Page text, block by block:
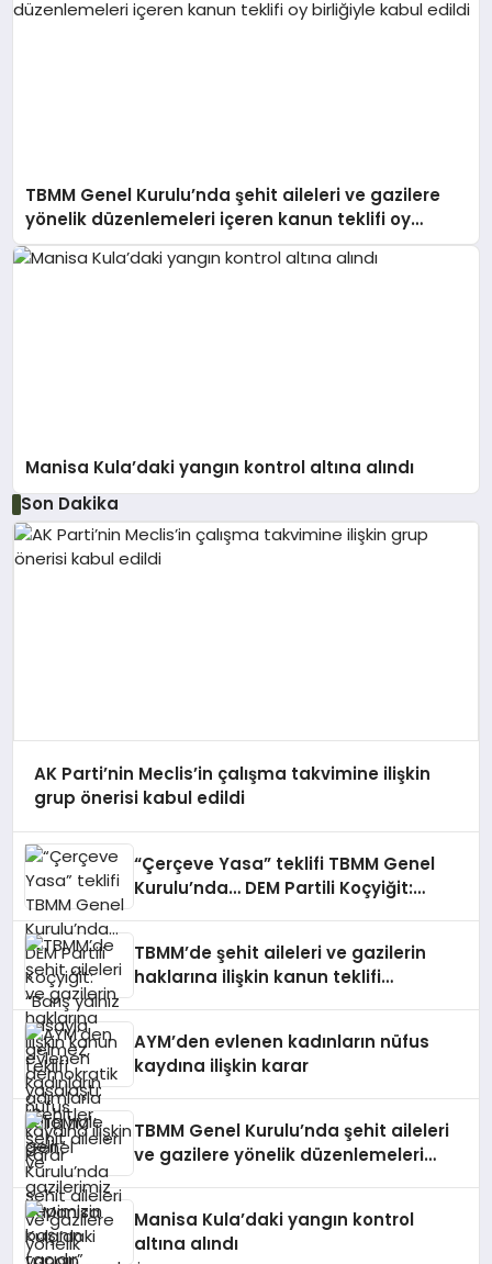
TBMM Genel Kurulu’nda şehit aileleri ve gazilere
yönelik düzenlemeleri içeren kanun teklifi oy
birliğiyle kabul edildi
Manisa Kula’daki yangın kontrol altına alındı
Son Dakika
AK Parti’nin Meclis’in çalışma takvimine ilişkin
grup önerisi kabul edildi
“Çerçeve Yasa” teklifi TBMM Genel
Kurulu’nda… DEM Partili Koçyiğit:
gelir”
TBMM’de şehit aileleri ve gazilerin
haklarına ilişkin kanun teklifi
AYM’den evlenen kadınların nüfus
kaydına ilişkin karar
TBMM Genel Kurulu’nda şehit aileleri
ve gazilere yönelik düzenlemeleri
Manisa Kula’daki yangın kontrol
altına alındı